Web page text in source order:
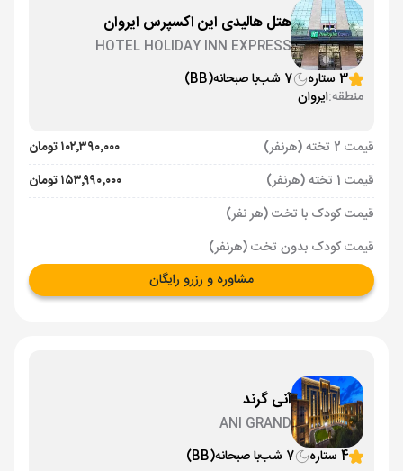
هتل هالیدی این اکسپرس ایروان
HOTEL HOLIDAY INN EXPRESS
3 ستاره
7 شب با صبحانه(BB)
منطقه:ایروان
قیمت 2 تخته (هرنفر)
۱۰۲٬۳۹۰٬۰۰۰ تومان
قیمت 1 تخته (هرنفر)
۱۵۳٬۹۹۰٬۰۰۰ تومان
قیمت کودک با تخت (هر نفر)
قیمت کودک بدون تخت (هرنفر)
مشاوره و رزرو رایگان
آنی گرند
ANI GRAND
4 ستاره
7 شب با صبحانه(BB)